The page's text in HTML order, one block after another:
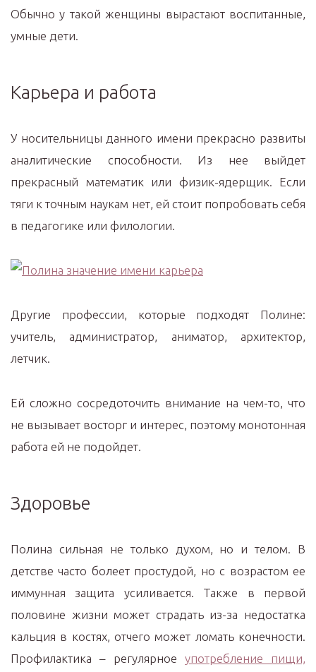
Обычно у такой женщины вырастают воспитанные,
умные дети.
Карьера и работа
У носительницы данного имени прекрасно развиты
аналитические способности. Из нее выйдет
прекрасный математик или физик-ядерщик. Если
тяги к точным наукам нет, ей стоит попробовать себя
в педагогике или филологии.
Другие профессии, которые подходят Полине:
учитель, администратор, аниматор, архитектор,
летчик.
Ей сложно сосредоточить внимание на чем-то, что
не вызывает восторг и интерес, поэтому монотонная
работа ей не подойдет.
Здоровье
Полина сильная не только духом, но и телом. В
детстве часто болеет простудой, но с возрастом ее
иммунная защита усиливается. Также в первой
половине жизни может страдать из-за недостатка
кальция в костях, отчего может ломать конечности.
Профилактика – регулярное употребление пищи,